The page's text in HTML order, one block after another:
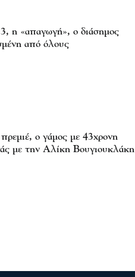
η «απαγωγή», ο διάσημος
από όλους
ο γάμος με 43χρονη
με την Αλίκη Βουγιουκλάκη